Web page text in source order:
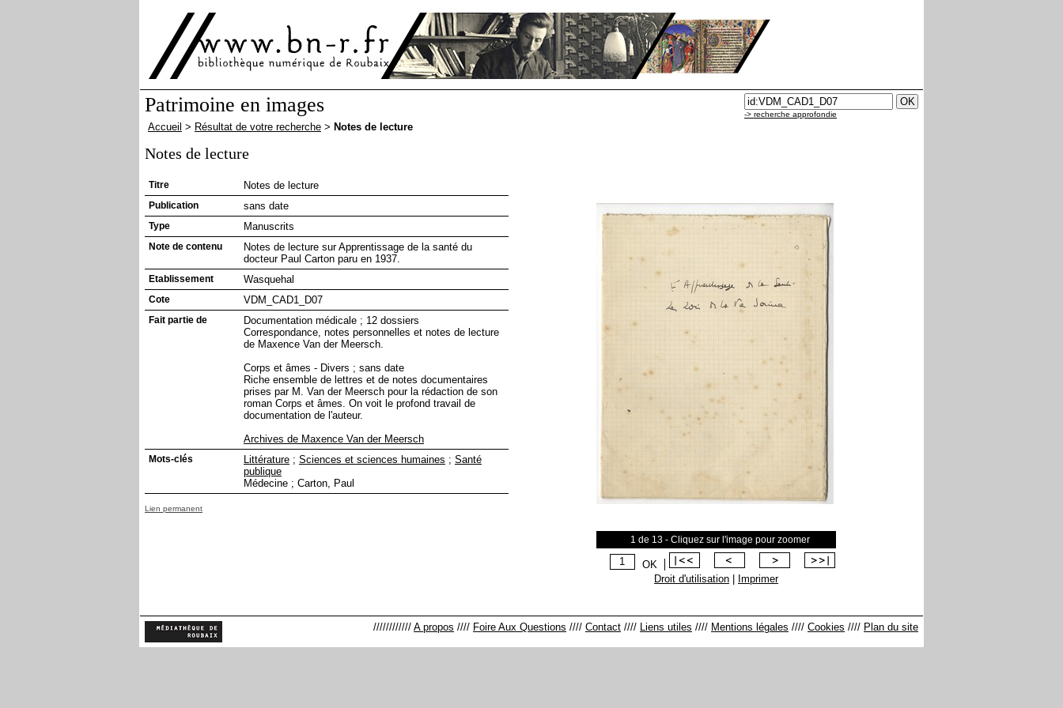
Patrimoine en images -> recherche approfondie
Accueil > Résultat de votre recherche > Notes de lecture
Notes de lecture
Titre Notes de lecture
Publication sans date
Type Manuscrits
Note de contenu
Notes de lecture sur Apprentissage de la santé du
docteur Paul Carton paru en 1937.
Etablissement Wasquehal
Cote VDM_CAD1_D07
Fait partie de
Documentation médicale ; 12 dossiers
Correspondance, notes personnelles et notes de lecture
de Maxence Van der Meersch.
Corps et âmes - Divers ; sans date
Riche ensemble de lettres et de notes documentaires
prises par M. Van der Meersch pour la rédaction de son
roman Corps et âmes. On voit le profond travail de
documentation de l'auteur.
Archives de Maxence Van der Meersch
Mots-clés Littérature ; Sciences et sciences humaines ; Santé
publique
Médecine ; Carton, Paul
Lien permanent
1 de 13 - Cliquez sur l'image pour zoomer
OK
Droit d'utilisation
Imprimer
//////////// A propos //// Foire Aux Questions //// Contact //// Liens utiles //// Mentions légales //// Cookies //// Plan du site